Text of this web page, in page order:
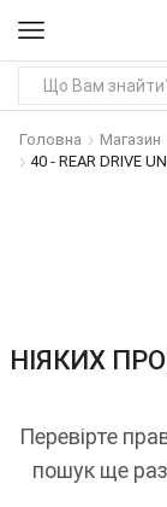
Головна Магазин
40 - REAR DRIVE
НІЯКИХ
Перевірте
пошук ще